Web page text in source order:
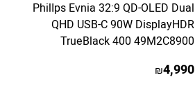
PhilIps Evnia 32:9 QD-OLED Dual
QHD USB-C 90W DisplayHDR
TrueBlack 400 49M2C8900
4,990
₪